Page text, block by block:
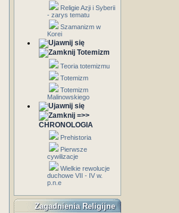
Religie Azji i Syberii
- zarys tematu
Szamanizm w
Korei
Totemizm
Teoria totemizmu
Totemizm
Totemizm
Malinowskiego
=>>
CHRONOLOGIA
Prehistoria
Pierwsze
cywilizacje
Wielkie rewolucje
duchowe VII - IV w.
p.n.e
Zagadnienia Religijne